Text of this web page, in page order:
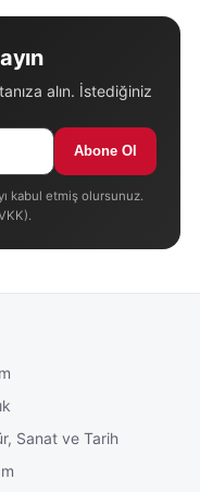
alın. İstediğiniz
Abone Ol
kabul etmiş olursunuz.
Sanat ve Tarih